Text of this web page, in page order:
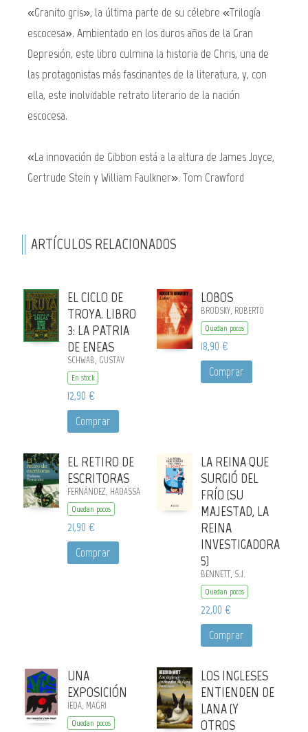
«Granito gris», la última parte de su célebre «Trilogía
escocesa». Ambientado en los duros años de la Gran
Depresión, este libro culmina la historia de Chris, una de
las protagonistas más fascinantes de la literatura, y, con
ella, este inolvidable retrato literario de la nación
escocesa.
«La innovación de Gibbon está a la altura de James Joyce,
Gertrude Stein y William Faulkner». Tom Crawford
ARTÍCULOS RELACIONADOS
EL CICLO DE
TROYA. LIBRO
3: LA PATRIA
DE ENEAS
SCHWAB, GUSTAV
En stock
12,90 €
Comprar
LOBOS
BRODSKY, ROBERTO
Quedan pocos
18,90 €
Comprar
EL RETIRO DE
ESCRITORAS
FERNÁNDEZ, HADASSA
Quedan pocos
21,90 €
Comprar
LA REINA QUE
SURGIÓ DEL
FRÍO (SU
MAJESTAD, LA
REINA
INVESTIGADORA
5)
BENNETT, S.J.
Quedan pocos
22,00 €
Comprar
UNA
EXPOSICIÓN
IEDA, MAGRI
Quedan pocos
LOS INGLESES
ENTIENDEN DE
LANA (Y
OTROS